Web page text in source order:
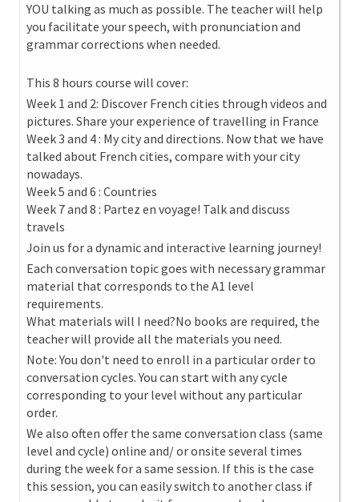
YOU talking as much as possible. The teacher will help
you facilitate your speech, with pronunciation and
grammar corrections when needed.
This 8 hours course will cover:
Week 1 and 2: Discover French cities through videos and
pictures. Share your experience of travelling in France
Week 3 and 4 : My city and directions. Now that we have
talked about French cities, compare with your city
nowadays.
Week 5 and 6 : Countries
Week 7 and 8 : Partez en voyage! Talk and discuss
travels
Join us for a dynamic and interactive learning journey!
Each conversation topic goes with necessary grammar
material that corresponds to the A1 level
requirements.
What materials will I need?No books are required, the
teacher will provide all the materials you need.
Note: You don't need to enroll in a particular order to
conversation cycles. You can start with any cycle
corresponding to your level without any particular
order.
We also often offer the same conversation class (same
level and cycle) online and/ or onsite several times
during the week for a same session. If this is the case
this session, you can easily switch to another class if